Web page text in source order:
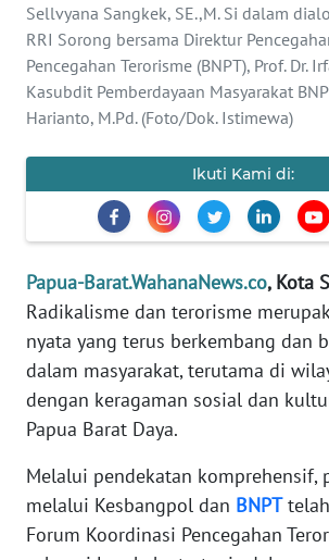
Sellvyana Sangkek, SE.,M. Si dalam
RRI Sorong bersama Direktur
Pencegahan Terorisme (BNPT), Prof. Dr.
Kasubdit Pemberdayaan Masyarakat
Harianto, M.Pd. (Foto/Dok. Istimewa)
Ikuti Kami di:
Papua-Barat.WahanaNews.co, Kota
Radikalisme dan terorisme
nyata yang terus berkembang dan
dalam masyarakat, terutama di
dengan keragaman sosial dan
Papua Barat Daya.
Melalui pendekatan komprehensif,
melalui Kesbangpol dan BNPT
Forum Koordinasi Pencegahan
TENTANG
KAMI
PEDOMAN
MEDIA
REDAKSI
DISCLAIMER
Wahana
News
Regional
WN
SUMUT
WN